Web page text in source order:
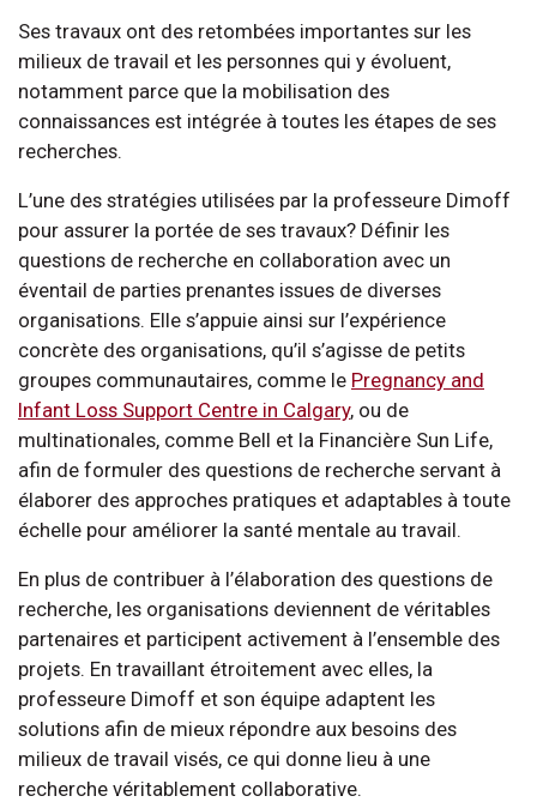
Ses travaux ont des retombées importantes sur les
milieux de travail et les personnes qui y évoluent,
notamment parce que la mobilisation des
connaissances est intégrée à toutes les étapes de ses
recherches.
L’une des stratégies utilisées par la professeure Dimoff
pour assurer la portée de ses travaux? Définir les
questions de recherche en collaboration avec un
éventail de parties prenantes issues de diverses
organisations. Elle s’appuie ainsi sur l’expérience
concrète des organisations, qu’il s’agisse de petits
groupes communautaires, comme le Pregnancy and
Infant Loss Support Centre in Calgary, ou de
multinationales, comme Bell et la Financière Sun Life,
afin de formuler des questions de recherche servant à
élaborer des approches pratiques et adaptables à toute
échelle pour améliorer la santé mentale au travail.
En plus de contribuer à l’élaboration des questions de
recherche, les organisations deviennent de véritables
partenaires et participent activement à l’ensemble des
projets. En travaillant étroitement avec elles, la
professeure Dimoff et son équipe adaptent les
solutions afin de mieux répondre aux besoins des
milieux de travail visés, ce qui donne lieu à une
recherche véritablement collaborative.